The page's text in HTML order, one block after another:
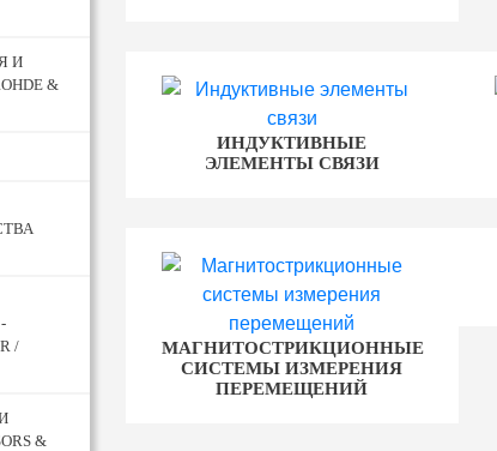
И
&
/
&
ИНДУКТИВНЫЕ
ЭЛЕМЕНТЫ СВЯЗИ
МАГНИТОСТРИКЦИОННЫЕ
СИСТЕМЫ ИЗМЕРЕНИЯ
ПЕРЕМЕЩЕНИЙ